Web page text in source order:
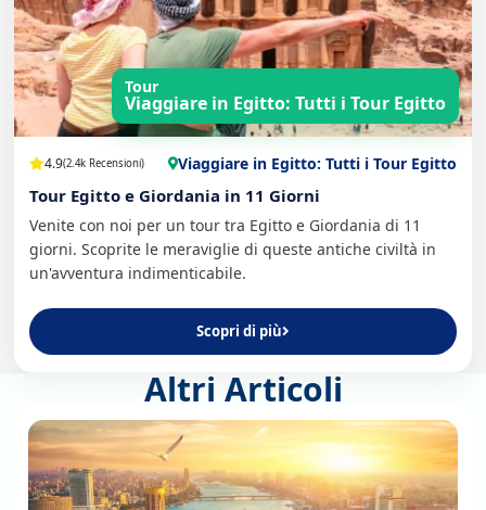
Tour
Viaggiare in Egitto: Tutti i Tour Egitto
4.9(2.4k Recensioni) Viaggiare in Egitto: Tutti i Tour Egitto
Tour Egitto e Giordania in 11 Giorni
Venite con noi per un tour tra Egitto e Giordania di 11
giorni. Scoprite le meraviglie di queste antiche civiltà in
un'avventura indimenticabile.
Scopri di più
Altri Articoli